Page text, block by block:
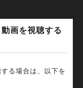
画を視聴する
る場合は、以下を